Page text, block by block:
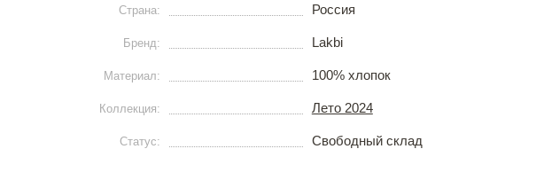
Страна: Россия
Бренд: Lakbi
Материал: 100% хлопок
Коллекция: Лето 2024
Статус: Свободный склад